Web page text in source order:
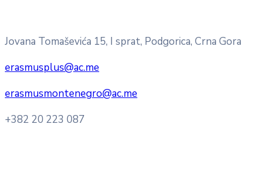
Jovana Tomaševića 15, I sprat, Podgorica, Crna Gora
erasmusplus@ac.me
erasmusmontenegro@ac.me
+382 20 223 087